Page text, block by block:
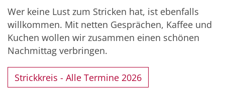
Wer keine Lust zum Stricken hat, ist ebenfalls
willkommen. Mit netten Gesprächen, Kaffee und
Kuchen wollen wir zusammen einen schönen
Nachmittag verbringen.
Strickkreis - Alle Termine 2026